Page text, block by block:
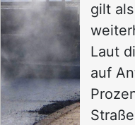
gilt
Laut
auf